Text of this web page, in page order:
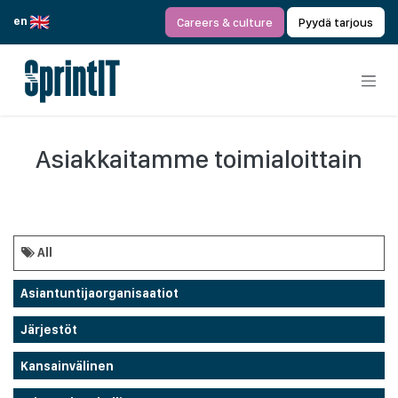
en
Careers & culture Pyydä tarjous
Asiakkaitamme toimialoittain
All
Asiantuntijaorganisaatiot
Järjestöt
Kansainvälinen